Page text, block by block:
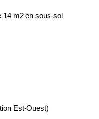
14 m2 en sous-sol
Est-Ouest)